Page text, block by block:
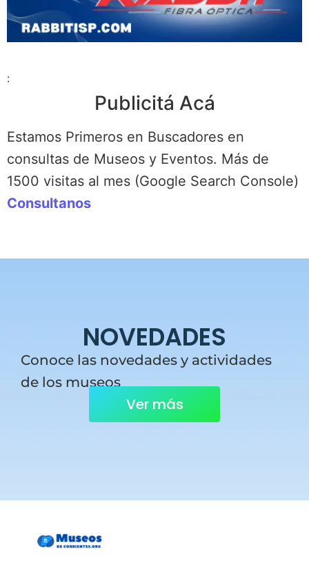
:
Publicitá Acá
Estamos Primeros en Buscadores en
consultas de Museos y Eventos. Más de
1500 visitas al mes (Google Search Console)
Consultanos
NOVEDADES
Conoce las novedades y actividades
de los museos
Ver más